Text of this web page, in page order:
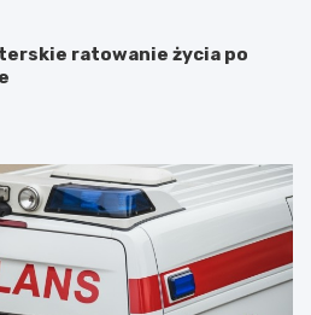
ratowanie życia po